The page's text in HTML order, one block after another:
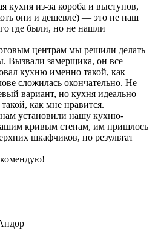
кухня из-за короба и выступов,
они и дешевле) — это не наш
где были, но не нашли
центрам мы решили делать
Вызвали замерщика, он все
кухню именно такой, как
сложилась окончательно. Не
вариант, но кухня идеально
как мне нравится.
установили нашу кухню-
кривым стенам, им пришлось
шкафчиков, но результат